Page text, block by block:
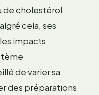
de cholestérol
cela, ses
impacts
de varier sa
des préparations